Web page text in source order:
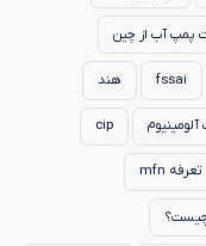
پمپ آب از چین
fssai هند
cip
تعرفه mfn